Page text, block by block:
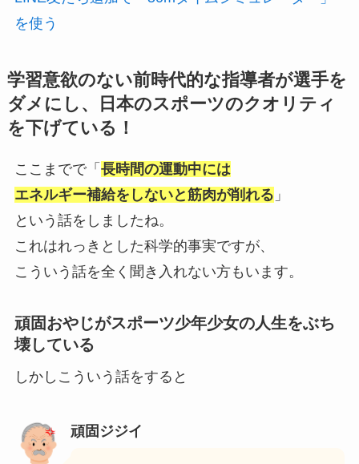
を使う
学習意欲のない前時代的な指導者が選手を
ダメにし、日本のスポーツのクオリティ
を下げている！
ここまでで「 長時間の運動中には
エネルギー補給をしないと筋肉が削れる 」
という話をしましたね。
これはれっきとした科学的事実ですが、
こういう話を全く聞き入れない方もいます。
頑固おやじがスポーツ少年少女の人生をぶち
壊している
しかしこういう話をすると
頑固ジジイ